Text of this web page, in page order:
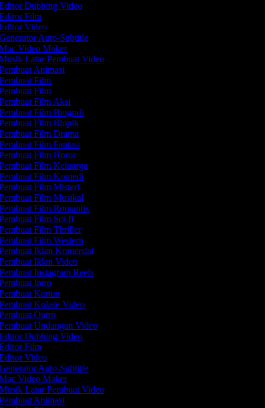
Dubbing Video
Film
Video
Auto-Subtitle
Video Maker
Latar Pembuat Video
Animasi
Film
Film
Film Aksi
Film Biografi
Film Biopik
Film Drama
Film Fantasi
Film Horor
Film Keluarga
Film Komedi
Film Misteri
Film Musikal
Film Romantis
Film Sci-fi
Film Thriller
Film Western
Iklan Komersial
Iklan Video
Instagram Reels
Intro
Kartun
Kolase Video
Outro
Undangan Video
Dubbing Video
Film
Video
Auto-Subtitle
Video Maker
Latar Pembuat Video
Animasi